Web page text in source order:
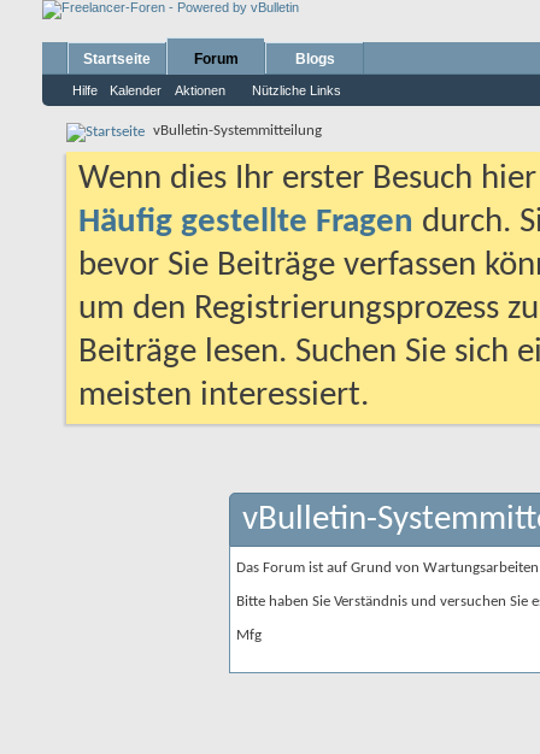
Startseite Forum
Hilfe Kalender Aktionen Nützliche Links
Blogs
vBulletin-Systemmitteilung
Wenn dies Ihr erster Besuch
Häufig gestellte Fragen durch.
bevor Sie Beiträge verfassen
um den Registrierungsprozess
Beiträge lesen. Suchen Sie sich
meisten interessiert.
vBulletin-
Das Forum ist auf Grund von
Bitte haben Sie Verständnis und versuchen Sie
Mfg